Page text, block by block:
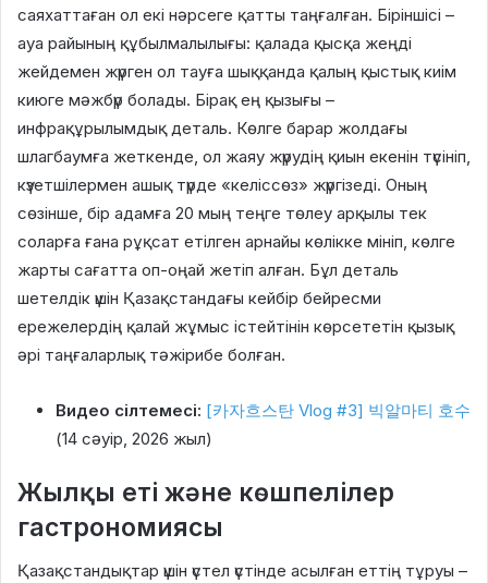
саяхаттаған ол екі нәрсеге қатты таңғалған. Біріншісі –
ауа райының құбылмалылығы: қалада қысқа жеңді
жейдемен жүрген ол тауға шыққанда қалың қыстық киім
киюге мәжбүр болады. Бірақ ең қызығы –
инфрақұрылымдық деталь. Көлге барар жолдағы
шлагбаумға жеткенде, ол жаяу жүрудің қиын екенін түсініп,
күзетшілермен ашық түрде «келіссөз» жүргізеді. Оның
сөзінше, бір адамға 20 мың теңге төлеу арқылы тек
соларға ғана рұқсат етілген арнайы көлікке мініп, көлге
жарты сағатта оп-оңай жетіп алған. Бұл деталь
шетелдік үшін Қазақстандағы кейбір бейресми
ережелердің қалай жұмыс істейтінін көрсететін қызық
әрі таңғаларлық тәжірибе болған.
Видео сілтемесі: [카자흐스탄 Vlog #3] 빅알마티 호수
(14 сәуір, 2026 жыл)
Жылқы еті және көшпелілер
гастрономиясы
Қазақстандықтар үшін үстел үстінде асылған еттің тұруы –